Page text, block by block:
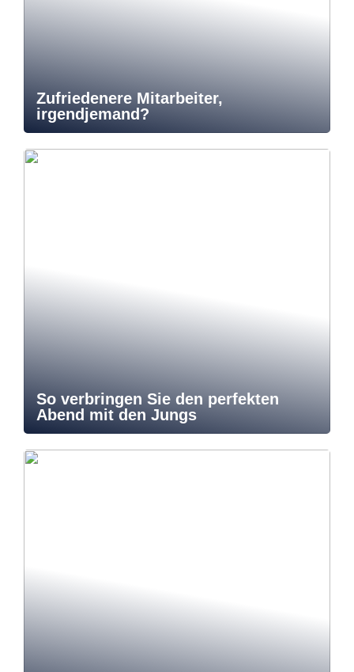
Zufriedenere Mitarbeiter,
irgendjemand?
So verbringen Sie den perfekten
Abend mit den Jungs